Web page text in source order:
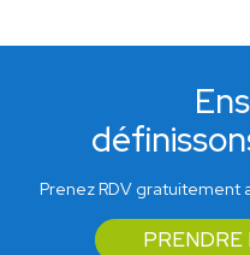
Prenez RDV gratuitement
PRENDRE